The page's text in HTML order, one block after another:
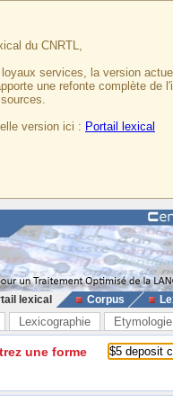
du CNRTL,
services, la version
une refonte complète de
version ici : Portail lexical
lexical Corpus
Lexicographie Etymologie
une forme